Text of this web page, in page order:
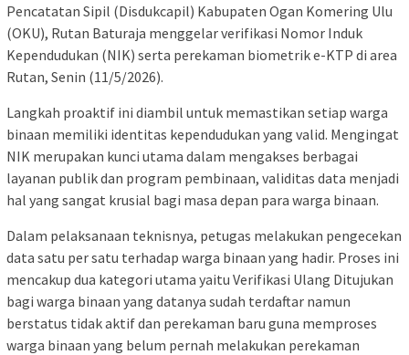
Pencatatan Sipil (Disdukcapil) Kabupaten Ogan Komering Ulu
(OKU), Rutan Baturaja menggelar verifikasi Nomor Induk
Kependudukan (NIK) serta perekaman biometrik e-KTP di area
Rutan, Senin (11/5/2026).
Langkah proaktif ini diambil untuk memastikan setiap warga
binaan memiliki identitas kependudukan yang valid. Mengingat
NIK merupakan kunci utama dalam mengakses berbagai
layanan publik dan program pembinaan, validitas data menjadi
hal yang sangat krusial bagi masa depan para warga binaan.
Dalam pelaksanaan teknisnya, petugas melakukan pengecekan
data satu per satu terhadap warga binaan yang hadir. Proses ini
mencakup dua kategori utama yaitu Verifikasi Ulang Ditujukan
bagi warga binaan yang datanya sudah terdaftar namun
berstatus tidak aktif dan perekaman baru guna memproses
warga binaan yang belum pernah melakukan perekaman